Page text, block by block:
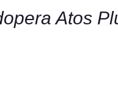
Atos